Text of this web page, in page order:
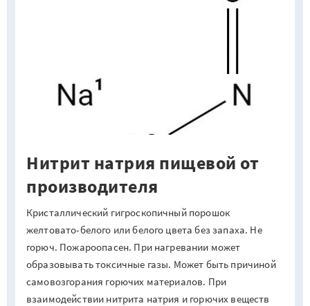
Нитрит натрия пищевой от
производителя
Кристаллический гигроскопичный порошок
желтовато-белого или белого цвета без запаха. Не
горюч. Пожароопасен. При нагревании может
образовывать токсичные газы. Может быть причиной
самовозгорания горючих материалов. При
взаимодействии нитрита натрия и горючих веществ